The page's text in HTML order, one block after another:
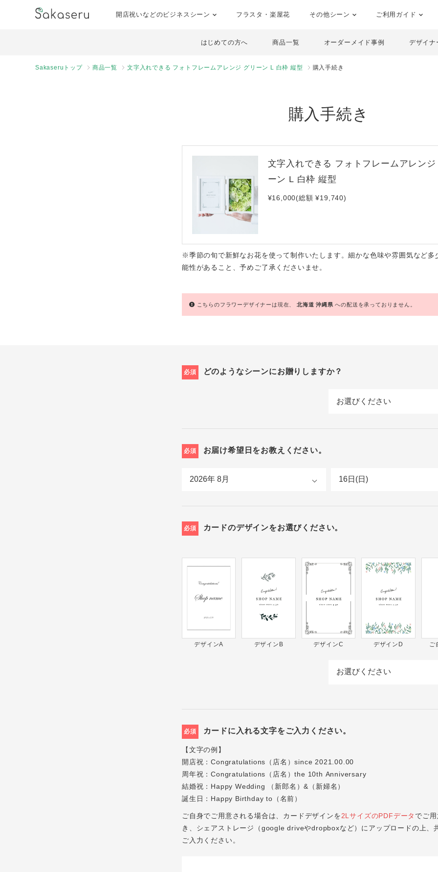
開店祝いなどのビジネスシーン フラスタ・楽屋花 その他シーン ご利用ガイド
はじめての方へ 商品一覧 オーダーメイド事例 デザイナ
Sakaseruトップ 商品一覧 文字入れできる フォトフレームアレンジ グリーン L 白枠 縦型 購入手続き
購入手続き
文字入れできる フォトフレームアレン
ーン L 白枠 縦型
¥16,000(総額 ¥19,740)
※季節の旬で新鮮なお花を使って制作いたします。細かな色味や雰囲気など多
能性があること、予めご了承くださいませ。
こちらのフラワーデザイナーは現在、北海道沖縄県への配送を承っておりません。
必須 どのようなシーンにお贈りしますか？
必須 お届け希望日をお教えください。
必須 カードのデザインをお選びください。
デザインA デザインB デザインC デザインD ご
必須 カードに入れる文字をご入力ください。
【文字の例】
開店祝：Congratulations（店名）since 2021.00.00
周年祝：Congratulations（店名）the 10th Anniversary
結婚祝：Happy Wedding （新郎名）&（新婦名）
誕生日：Happy Birthday to（名前）
ご自身でご用意される場合は、カードデザインを2LサイズのPDFデータ でご
き、シェアストレージ（google driveやdropboxなど）にアップロードの上、
ご入力ください。